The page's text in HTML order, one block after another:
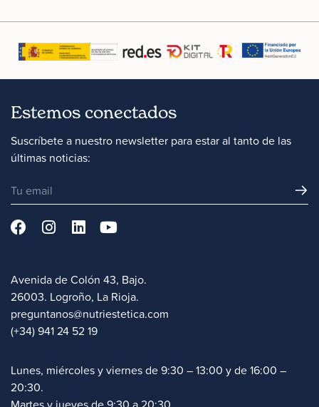
Estemos conectados
Suscríbete a nuestro newsletter para estar al tanto de las
últimas noticias:
Avenida de Colón 43, Bajo.
26003. Logroño, La Rioja.
preguntanos@nutriestetica.com
(+34) 941 24 52 19
Lunes, miércoles y viernes de 9:30 – 13:00 y de 16:00 –
20:30.